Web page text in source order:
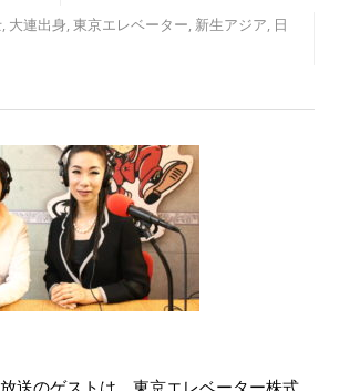
, 大連出身,東京エレベーター, 新生アジア, 日